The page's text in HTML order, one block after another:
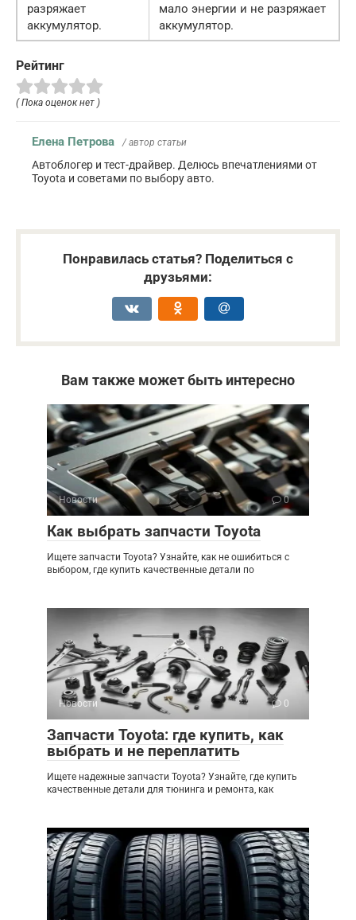
разряжает
аккумулятор.
мало энергии и не разряжает
аккумулятор.
Рейтинг
( Пока оценок нет )
Елена Петрова / автор статьи
Автоблогер и тест-драйвер. Делюсь впечатлениями от
Toyota и советами по выбору авто.
Понравилась статья? Поделиться с
друзьями:
Вам также может быть интересно
Новости 0
Как выбрать запчасти Toyota
Ищете запчасти Toyota? Узнайте, как не ошибиться с
выбором, где купить качественные детали по
Новости 0
Запчасти Toyota: где купить, как
выбрать и не переплатить
Ищете надежные запчасти Toyota? Узнайте, где купить
качественные детали для тюнинга и ремонта, как